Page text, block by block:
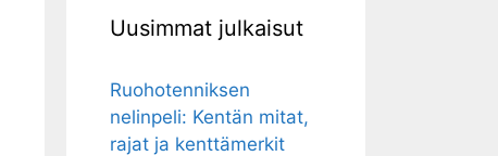
Uusimmat julkaisut
Ruohotenniksen
nelinpeli: Kentän mitat,
rajat ja kenttämerkit